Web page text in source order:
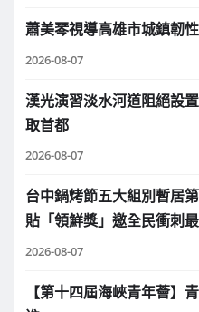
蕭美琴視導高雄市城鎮韌
2026-08-07
漢光演習淡水河道阻絕設
取首都
2026-08-07
台中鍋烤節五大組別暫居
貼「領鮮獎」邀全民衝刺
2026-08-07
【第十四屆海峽青年薈】